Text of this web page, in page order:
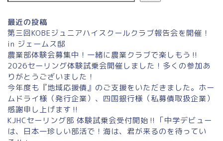
最近の投稿
第三回KOBEジュニアハイスクールクラブ報告会を開催！
in ジェームス邸
農業部体験会募集中！一緒に農業クラブで楽しもう‼
2026セーリング体験試乗会開催しました！多くの参加あ
りがとうございました！
今年度も『地域応援債』のご支援をいただきました。ホー
ムドライ様（発行企業）、四国銀行様（私募債取扱企業）
感謝申し上げます‼
KJHCセーリング部 体験試乗会受付開始‼「中学デビュー
は、日本一珍しい部活で！海は、君が来るのを待ってい